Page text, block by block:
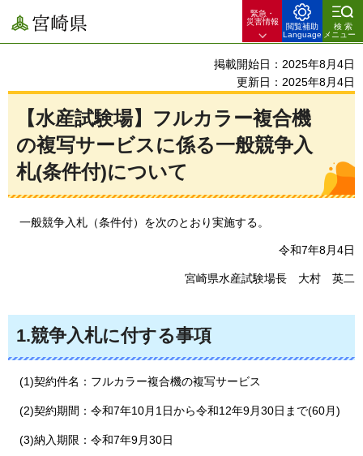
宮崎県
緊急・
災害情報
閲覧補助
Language
検索
メニュー
掲載開始日：2025年8月4日
更新日：2025年8月4日
【水産試験場】フルカラー複合機
の複写サービスに係る一般競争入
札(条件付)について
一般競争入札 （条件付）を次のとおり実施する。
令和7年8月4日
宮崎県水産試験場長 大村 英二
1.競争入札に付する事項
(1)契約件名：フルカラー複合機の複写サービス
(2)契約期間：令和7年10月1日から令和12年9月30日まで(60月)
(3)納入期限：令和7年9月30日